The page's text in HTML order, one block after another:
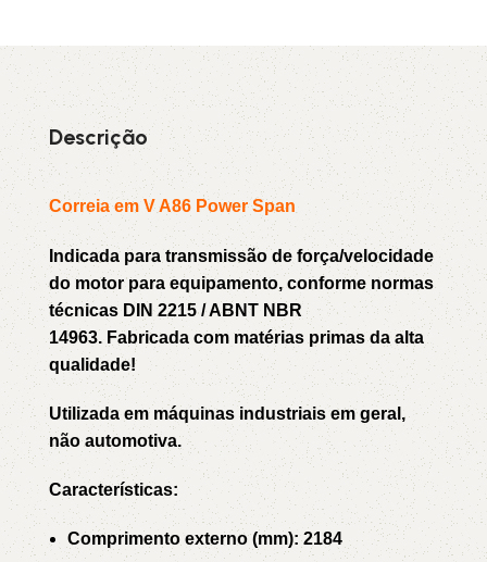
Descrição
Correia em V A86 Power Span
Indicada para transmissão de força/velocidade
do motor para equipamento, conforme normas
técnicas DIN 2215 / ABNT NBR
14963. Fabricada com matérias primas da alta
qualidade!
Utilizada em máquinas industriais em geral,
não automotiva.
Características:
Comprimento externo (mm): 2184